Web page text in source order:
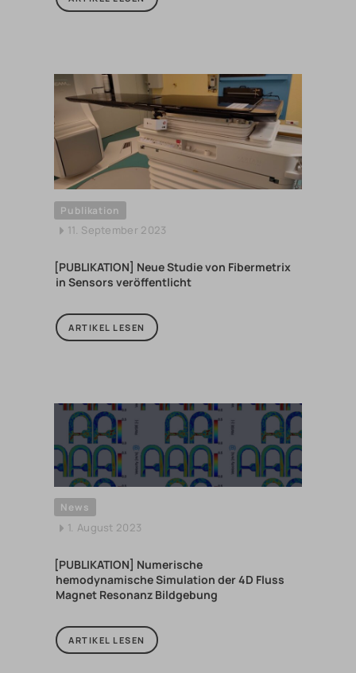
Publikation
11. September 2023
[PUBLIKATION] Neue Studie von Fibermetrix
in Sensors veröffentlicht
ARTIKEL LESEN
News
1. August 2023
[PUBLIKATION] Numerische
hemodynamische Simulation der 4D Fluss
Magnet Resonanz Bildgebung
ARTIKEL LESEN